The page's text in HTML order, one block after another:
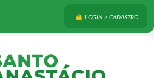
LOGIN / CADASTRO